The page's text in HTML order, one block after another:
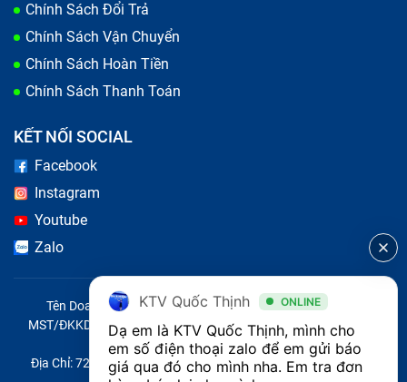
Nguyên nhân bàn phím laptop Asus
VivoBook S14 S431FA bị lỗi
Bạn làm rơi rớt máy tính, hoặc bị đổ nước lên bàn phím
mà bạn không chú ý, có thể ngay sau đó bàn phím vẫn
còn gõ tốt nên bạn bỏ qua, sau một thời gian máy tính
Asus VivoBook S14 S431FA sẽ bị chạm mạch, không
Chính Sách Đổi Trả
Chính Sách Vận Chuyển
Chính Sách Hoàn Tiền
Chính Sách Thanh Toán
KẾT NỐI SOCIAL
Facebook
Instagram
Youtube
Zalo
Tên Doanh Nghiệp: CÔNG TY TNHH CITY ONE VIỆT NAM
MST/ĐKKD/QĐTL: 0316569346 do sở KHĐT TP.HCM cấp ngày
14/04/2023
Địa Chỉ: 721 Trường Chinh, Phường Tây Thạnh, Quận Tân Phú,
KTV Quốc Thịnh ONLINE
Dạ em là KTV Quốc Thịnh, mình cho
em số điện thoại zalo để em gửi báo
giá qua đó cho mình nha. Em tra đơn